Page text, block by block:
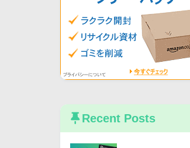
Recent Posts